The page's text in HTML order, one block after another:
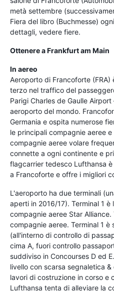
metà settembre
Fiera del libro (Buchmesse)
dettagli, vedere fiere.
Ottenere a Frankfurt am Main
In aereo
Aeroporto di Francoforte
terzo nel traffico del
Parigi Charles de Gaulle
aeroporto del mondo.
Germania e ospita numerose
le principali compagnie aeree
compagnie aeree volare
connette a ogni continente e
flagcarrier tedesco Lufthansa
a Francoforte e offre i migliori
L'aeroporto ha due terminali
aperti in 2016/17). Terminal 1
compagnie aeree Star
compagnie aeree. Terminal 1 è
(all'interno di controllo di
cima A, fuori controllo
suddiviso in Concourses D ed
livello con scarsa segnaletica
lavori di costruzione in corso e
Lufthansa tenta di alleviare la